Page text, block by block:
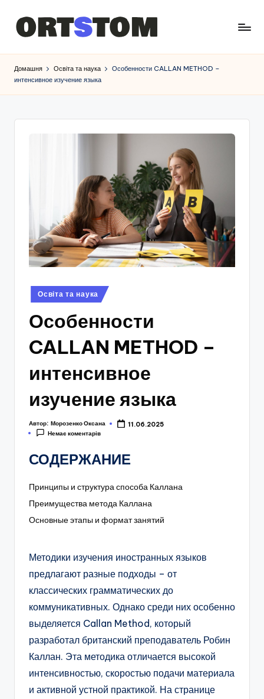
Домашня Освіта та наука
Особенности CALLAN METHOD –
интенсивное изучение языка
Опубліковано
у
Освіта та наука
Особенности
CALLAN METHOD –
интенсивное
изучение языка
Автор: Морозенко Оксана
11.06.2025
Немає коментарів
СОДЕРЖАНИЕ
Принципы и структура способа Каллана
Преимущества метода Каллана
Основные этапы и формат занятий
Методики изучения иностранных языков
предлагают разные подходы – от
классических грамматических до
коммуникативных. Однако среди них особенно
выделяется Callan Method, который
разработал британский преподаватель Робин
Каллан. Эта методика отличается высокой
интенсивностью, скоростью подачи материала
и активной устной практикой. На странице